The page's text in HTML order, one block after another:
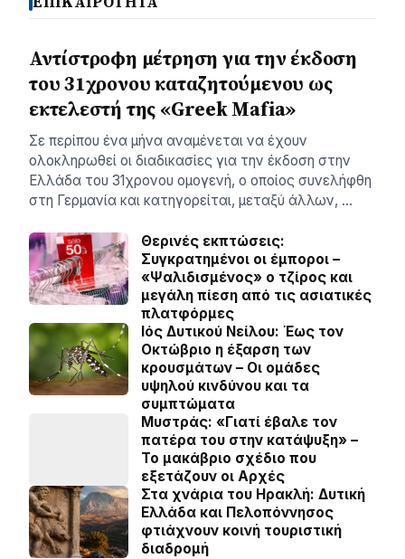
Αντίστροφη μέτρηση για την έκδοση
του 31χρονου καταζητούμενου ως
εκτελεστή της «Greek Mafia»
Σε περίπου ένα μήνα αναμένεται να έχουν
ολοκληρωθεί οι διαδικασίες για την έκδοση στην
Ελλάδα του 31χρονου ομογενή, ο οποίος συνελήφθη
στη Γερμανία και κατηγορείται, μεταξύ άλλων, …
Θερινές εκπτώσεις:
Συγκρατημένοι οι έμποροι –
«Ψαλιδισμένος» ο τζίρος και
μεγάλη πίεση από τις ασιατικές
πλατφόρμες
Ιός Δυτικού Νείλου: Έως τον
Οκτώβριο η έξαρση των
κρουσμάτων – Οι ομάδες
υψηλού κινδύνου και τα
συμπτώματα
Μυστράς: «Γιατί έβαλε τον
πατέρα του στην κατάψυξη» –
Το μακάβριο σχέδιο που
εξετάζουν οι Αρχές
Στα χνάρια του Ηρακλή: Δυτική
Ελλάδα και Πελοπόννησος
φτιάχνουν κοινή τουριστική
διαδρομή